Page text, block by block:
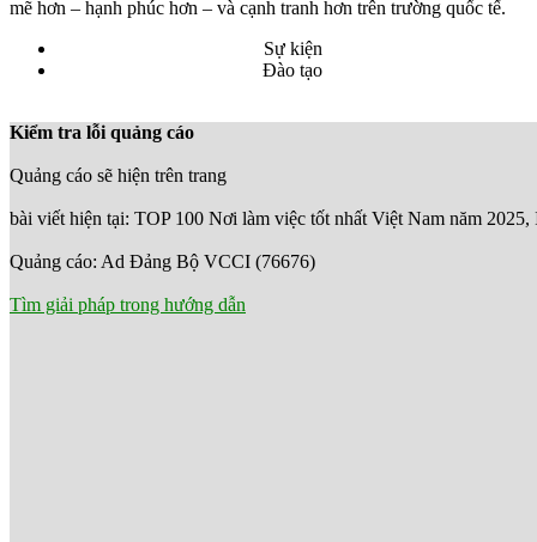
mẽ hơn – hạnh phúc hơn – và cạnh tranh hơn trên trường quốc tế.
Sự kiện
Đào tạo
Kiểm tra lỗi quảng cáo
Quảng cáo sẽ hiện trên trang
bài viết hiện tại: TOP 100 Nơi làm việc tốt nhất Việt Nam năm 2025,
Quảng cáo: Ad Đảng Bộ VCCI (76676)
Tìm giải pháp trong hướng dẫn